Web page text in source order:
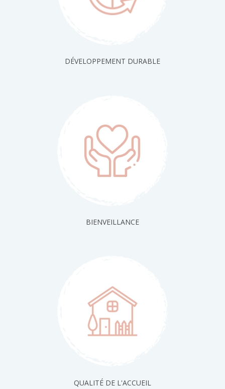
DÉVELOPPEMENT DURABLE
BIENVEILLANCE
QUALITÉ DE L'ACCUEIL